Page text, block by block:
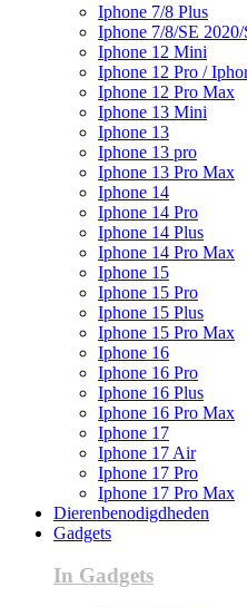
Iphone 7/8 Plus
Iphone 7/8/SE 2020/
Iphone 12 Mini
Iphone 12 Pro /
Iphone 12 Pro Max
Iphone 13 Mini
Iphone 13
Iphone 13 pro
Iphone 13 Pro Max
Iphone 14
Iphone 14 Pro
Iphone 14 Plus
Iphone 14 Pro Max
Iphone 15
Iphone 15 Pro
Iphone 15 Plus
Iphone 15 Pro Max
Iphone 16
Iphone 16 Pro
Iphone 16 Plus
Iphone 16 Pro Max
Iphone 17
Iphone 17 Air
Iphone 17 Pro
Iphone 17 Pro Max
Dierenbenodigdheden
Gadgets
In Gadgets